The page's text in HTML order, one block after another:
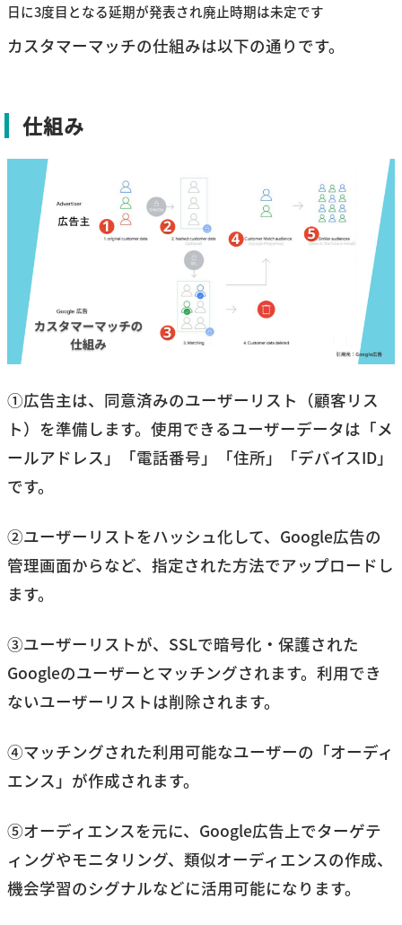
日に3度目となる延期が発表され廃止時期は未定です
カスタマーマッチの仕組みは以下の通りです。
仕組み
①広告主は、同意済みのユーザーリスト（顧客リス
ト）を準備します。使用できるユーザーデータは「メ
ールアドレス」「電話番号」「住所」「デバイスID」
です。
②ユーザーリストをハッシュ化して、Google広告の
管理画面からなど、指定された方法でアップロードし
ます。
③ユーザーリストが、SSLで暗号化・保護された
Googleのユーザーとマッチングされます。利用でき
ないユーザーリストは削除されます。
④マッチングされた利用可能なユーザーの「オーディ
エンス」が作成されます。
⑤オーディエンスを元に、Google広告上でターゲテ
ィングやモニタリング、類似オーディエンスの作成、
機会学習のシグナルなどに活用可能になります。